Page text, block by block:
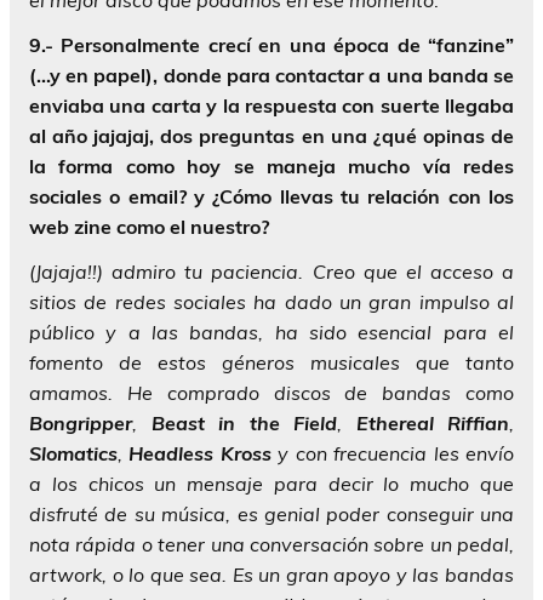
9.- Personalmente crecí en una época de “fanzine”
(…y en papel), donde para contactar a una banda se
enviaba una carta y la respuesta con suerte llegaba
al año jajajaj, dos preguntas en una ¿qué opinas de
la forma como hoy se maneja mucho vía redes
sociales o email? y ¿Cómo llevas tu relación con los
web zine como el nuestro?
(Jajaja!!) admiro tu paciencia. Creo que el acceso a
sitios de redes sociales ha dado un gran impulso al
público y a las bandas, ha sido esencial para el
fomento de estos géneros musicales que tanto
amamos. He comprado discos de bandas como
Bongripper, Beast in the Field Ethereal Riffian
Slomatics Headless Krossy con frecuencia les envío
a los chicos un mensaje para decir lo mucho que
disfruté de su música, es genial poder conseguir una
nota rápida o tener una conversación sobre un pedal,
artwork, o lo que sea. Es un gran apoyo y las bandas